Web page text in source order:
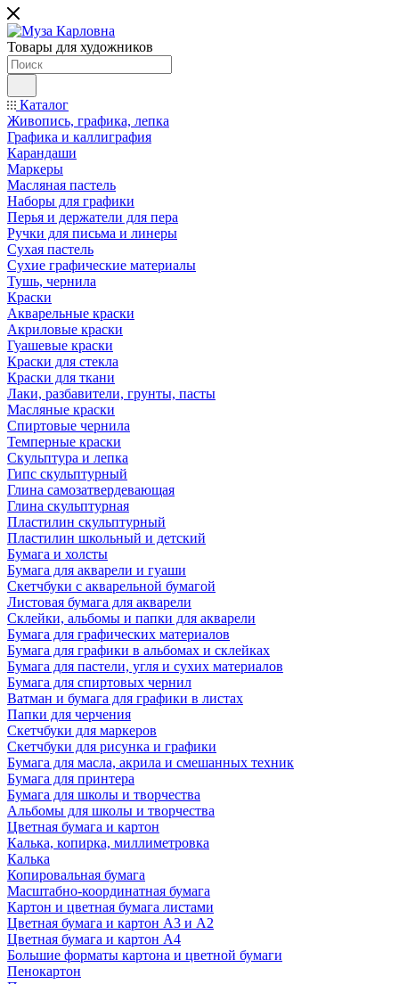
Товары для художников
Каталог
Живопись, графика, лепка
Графика и каллиграфия
Карандаши
Маркеры
Масляная пастель
Наборы для графики
Перья и держатели для пера
Ручки для письма и линеры
Сухая пастель
Сухие графические материалы
Тушь, чернила
Краски
Акварельные краски
Акриловые краски
Гуашевые краски
Краски для стекла
Краски для ткани
Лаки, разбавители, грунты, пасты
Масляные краски
Спиртовые чернила
Темперные краски
Скульптура и лепка
Гипс скульптурный
Глина самозатвердевающая
Глина скульптурная
Пластилин скульптурный
Пластилин школьный и детский
Бумага и холсты
Бумага для акварели и гуаши
Скетчбуки с акварельной бумагой
Листовая бумага для акварели
Склейки, альбомы и папки для акварели
Бумага для графических материалов
Бумага для графики в альбомах и склейках
Бумага для пастели, угля и сухих материалов
Бумага для спиртовых чернил
Ватман и бумага для графики в листах
Папки для черчения
Скетчбуки для маркеров
Скетчбуки для рисунка и графики
Бумага для масла, акрила и смешанных техник
Бумага для принтера
Бумага для школы и творчества
Альбомы для школы и творчества
Цветная бумага и картон
Калька, копирка, миллиметровка
Калька
Копировальная бумага
Масштабно-координатная бумага
Картон и цветная бумага листами
Цветная бумага и картон А3 и А2
Цветная бумага и картон А4
Большие форматы картона и цветной бумаги
Пенокартон